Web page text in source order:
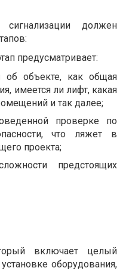
должен
предусматривает:
об объекте, как общая
имеется ли лифт, какая
и так далее;
проверке по
что ляжет в
проекта;
предстоящих
включает целый
оборудования,